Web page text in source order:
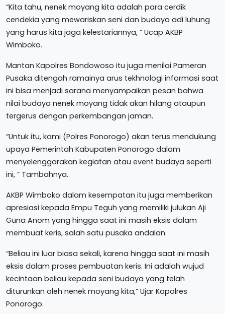
“Kita tahu, nenek moyang kita adalah para cerdik
cendekia yang mewariskan seni dan budaya adi luhung
yang harus kita jaga kelestariannya, ” Ucap AKBP
Wimboko.
Mantan Kapolres Bondowoso itu juga menilai Pameran
Pusaka ditengah ramainya arus tekhnologi informasi saat
ini bisa menjadi sarana menyampaikan pesan bahwa
nilai budaya nenek moyang tidak akan hilang ataupun
tergerus dengan perkembangan jaman.
“Untuk itu, kami (Polres Ponorogo) akan terus mendukung
upaya Pemerintah Kabupaten Ponorogo dalam
menyelenggarakan kegiatan atau event budaya seperti
ini, ” Tambahnya.
AKBP Wimboko dalam kesempatan itu juga memberikan
apresiasi kepada Empu Teguh yang memiliki julukan Aji
Guna Anom yang hingga saat ini masih eksis dalam
membuat keris, salah satu pusaka andalan.
“Beliau ini luar biasa sekali, karena hingga saat ini masih
eksis dalam proses pembuatan keris. Ini adalah wujud
kecintaan beliau kepada seni budaya yang telah
diturunkan oleh nenek moyang kita,” Ujar Kapolres
Ponorogo.